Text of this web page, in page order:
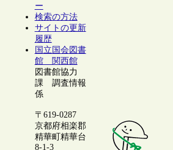
ー
検索の方法
サイトの更新
履歴
国立国会図書
館 関西館
図書館協力
課 調査情報
係
〒619-0287
京都府相楽郡
精華町精華台
8-1-3